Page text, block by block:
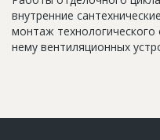
внутренние
монтаж
нему вентиляционных